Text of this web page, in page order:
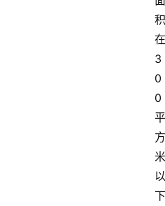
积
在
3
0
0
平
方
米
以
下